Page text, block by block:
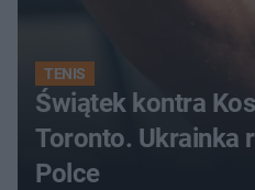
TENIS
Świątek kontra
Toronto. Ukrainka
Polce